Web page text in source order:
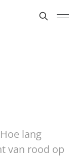
lang
van rood op